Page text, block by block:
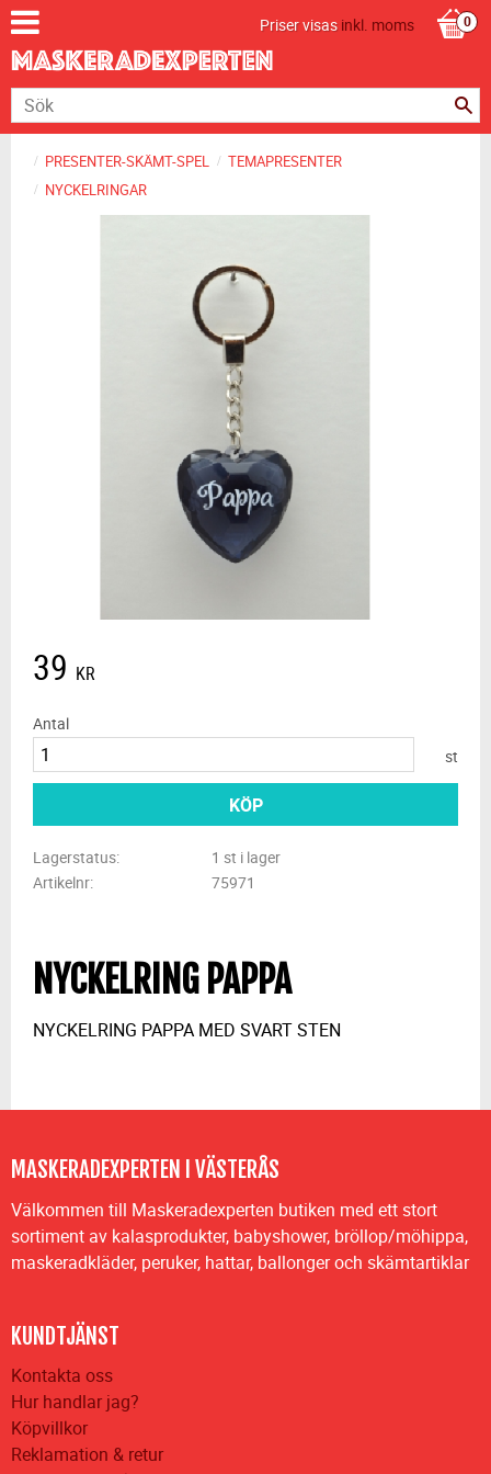
Priser visasinkl. moms
PRESENTER-SKÄMT-SPEL
TEMAPRESENTER
NYCKELRINGAR
39 KR
Antal
st
KÖP
Lagerstatus
1 st i lager
Artikelnr
75971
NYCKELRING PAPPA
NYCKELRING PAPPA MED SVART STEN
MASKERADEXPERTEN I VÄSTERÅS
Välkommen till Maskeradexperten butiken med ett stort
sortiment av kalasprodukter, babyshower, bröllop/möhippa,
maskeradkläder, peruker, hattar, ballonger och skämtartiklar
KUNDTJÄNST
Kontakta oss
Hur handlar jag?
Köpvillkor
Reklamation & retur